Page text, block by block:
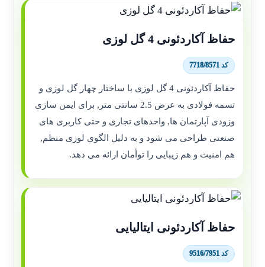
حفاظ آکاردئونی 4 گل لوزی
کد 7718/8571
حفاظ آکاردئونی 4 گل لوزی با ساختار چهار گل لوزی و
تسمه فولادی به عرض 2.5 سانتی متر, برای ایمن سازی
وزودی آپارتمان ها, واحدهای تجاری و حتی کاربری های
صنعتی طراحی می شود و به دلیل الگوی لوزی منظم,
هم امنیت و هم زیبایی را توأمان ارائه می دهد.
حفاظ آکاردئونی ایتالیایی
کد 9516/7951